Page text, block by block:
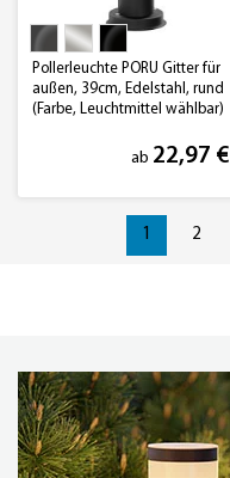
Pollerleuchte PORU Gitter für
außen, 39cm, Edelstahl, rund
(Farbe, Leuchtmittel wählbar)
ab 22,97 €
1 2